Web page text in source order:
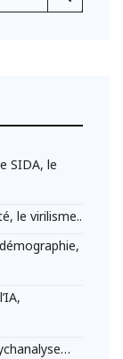
SIDA, le
le virilisme..